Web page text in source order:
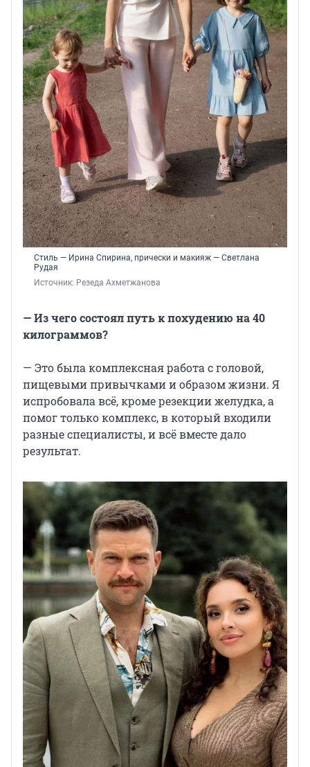
Стиль — Ирина Спирина, прически и макияж — Светлана
Рудая
Источник: Резеда Ахметжанова
— Из чего состоял путь к похудению на 40
килограммов?
— Это была комплексная работа с головой,
пищевыми привычками и образом жизни. Я
испробовала всё, кроме резекции желудка, а
помог только комплекс, в который входили
разные специалисты, и всё вместе дало
результат.